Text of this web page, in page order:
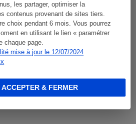
les partager, optimiser la
contenus provenant de sites tiers.
choix pendant 6 mois. Vous pourrez
en utilisant le lien « paramétrer
chaque page.
mise à jour le 12/07/2024
& FERMER
déchet CoffeeB (vidéo)